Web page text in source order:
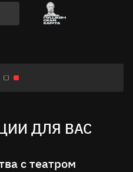
ещё
ДЛЯ ВАС
с театром